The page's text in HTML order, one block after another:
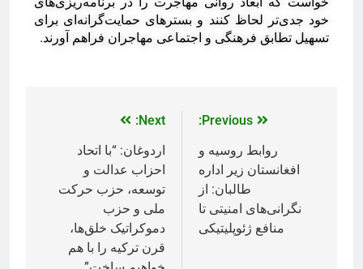
خود جدی‌تر لحاظ کنند و بسترهای حمایت‌گرانه‌ای برای
تسهیل تطابق فرهنگی و اجتماعی مهاجران فراهم آورند.
Previous:
روابط روسیه و
افغانستان زیر اداره
طالبان: از
نگرانی‌های امنیتی تا
منافع ژئوپلیتیکی
Next:
اردوغان: “با اتحاد
احزاب عدالت و
توسعه، حزب حرکت
ملی و حزب
دموکراتیک خلق‌ها،
قرن ترکیه را با هم